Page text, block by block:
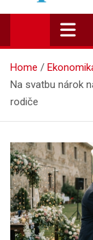
Aktuality a
Home
Na svatbu nárok
rodiče